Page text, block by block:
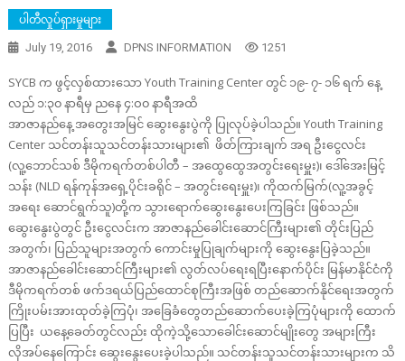
ပါတီလှုပ်ရှားမှုများ
July 19, 2016 DPNS INFORMATION 1251
SYCB က ဖွင့်လှစ်ထားသော Youth Training Center တွင် ၁၉- ၇- ၁၆ ရက် နေ့
လည် ၁:၃၀ နာရီမှ ညနေ ၄:ဝ၀ နာရီအထိ
အာဇာနည်နေ့ အတွေးအမြင် ဆွေးနွေးပွဲကို ပြုလုပ်ခဲ့ပါသည်။ Youth Training
Center သင်တန်းသူသင်တန်းသားများ၏ ဖိတ်ကြားချက် အရ ဦးငွေလင်း
(လူ့ဘောင်သစ် ဒီမိုကရက်တစ်ပါတီ – အထွေထွေအတွင်းရေးမှူး)၊ ဒေါ်အေးမြင့်
သန်း (NLD ရန်ကုန်အရှေ့ပိုင်းခရိုင် – အတွင်းရေးမှူး)၊ ကိုထက်မြက်(လူ့အခွင့်
အရေး ဆောင်ရွက်သူ)တို့က သွားရောက်ဆွေးနွေးပေးကြခြင်း ဖြစ်သည်။
ဆွေးနွေးပွဲတွင် ဦးငွေလင်းက အာဇာနည်ခေါင်းဆောင်ကြီးများ၏ တိုင်းပြည်
အတွက်၊ ပြည်သူများအတွက် ကောင်းမှုပြုချက်များကို ဆွေးနွေးပြခဲ့သည်။
အာဇာနည်ခေါင်းဆောင်ကြီးများ၏ လွတ်လပ်ရေးရပြီးနောက်ပိုင်း မြန်မာနိုင်ငံကို
ဒီမိုကရက်တစ် ဖက်ဒရယ်ပြည်ထောင်စုကြီးအဖြစ် တည်ဆောက်နိုင်ရေးအတွက်
ကြိုးပမ်းအားထုတ်ခဲ့ကြပုံ၊ အခြေခံတွေတည်ဆောက်ပေးခဲ့ကြပုံများကို ထောက်
ပြပြီး ယနေ့ခေတ်တွင်လည်း ထိုကဲ့သို့သောခေါင်းဆောင်မျိုးတွေ အများကြီး
လိုအပ်နေကြောင်း ဆွေးနွေးပေးခဲ့ပါသည်။ သင်တန်းသူသင်တန်းသားများက သိ